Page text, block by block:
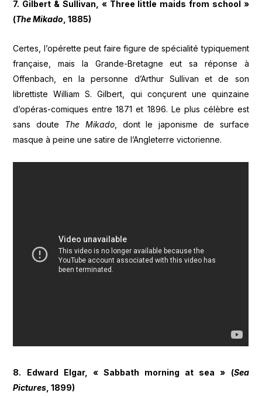
7. Gilbert & Sullivan, « Three little maids from school »
(The Mikado , 1885)
Certes, l’opérette peut faire figure de spécialité typiquement
française, mais la Grande-Bretagne eut sa réponse à
Offenbach, en la personne d’Arthur Sullivan et de son
librettiste William S. Gilbert, qui conçurent une quinzaine
d’opéras-comiques entre 1871 et 1896. Le plus célèbre est
sans doute The Mikado, dont le japonisme de surface
masque à peine une satire de l’Angleterre victorienne.
8. Edward Elgar, « Sabbath morning at sea » (Sea
Pictures , 1899)